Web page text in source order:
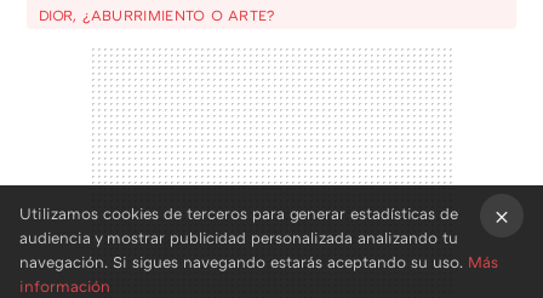
DIOR, ¿ABURRIMIENTO O ARTE?
Utilizamos cookies de terceros para generar estadísticas de
audiencia y mostrar publicidad personalizada analizando tu
navegación. Si sigues navegando estarás aceptando su uso. Más
información